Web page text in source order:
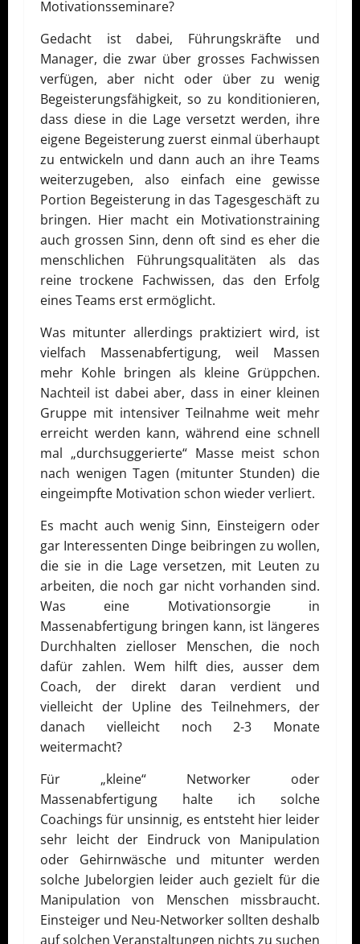
Motivationsseminare?
Gedacht ist dabei, Führungskräfte und
Manager, die zwar über grosses Fachwissen
verfügen, aber nicht oder über zu wenig
Begeisterungsfähigkeit, so zu konditionieren,
dass diese in die Lage versetzt werden, ihre
eigene Begeisterung zuerst einmal überhaupt
zu entwickeln und dann auch an ihre Teams
weiterzugeben, also einfach eine gewisse
Portion Begeisterung in das Tagesgeschäft zu
bringen. Hier macht ein Motivationstraining
auch grossen Sinn, denn oft sind es eher die
menschlichen Führungsqualitäten als das
reine trockene Fachwissen, das den Erfolg
eines Teams erst ermöglicht.
Was mitunter allerdings praktiziert wird, ist
vielfach Massenabfertigung, weil Massen
mehr Kohle bringen als kleine Grüppchen.
Nachteil ist dabei aber, dass in einer kleinen
Gruppe mit intensiver Teilnahme weit mehr
erreicht werden kann, während eine schnell
mal „durchsuggerierte“ Masse meist schon
nach wenigen Tagen (mitunter Stunden) die
eingeimpfte Motivation schon wieder verliert.
Es macht auch wenig Sinn, Einsteigern oder
gar Interessenten Dinge beibringen zu wollen,
die sie in die Lage versetzen, mit Leuten zu
arbeiten, die noch gar nicht vorhanden sind.
Was eine Motivationsorgie in
Massenabfertigung bringen kann, ist längeres
Durchhalten zielloser Menschen, die noch
dafür zahlen. Wem hilft dies, ausser dem
Coach, der direkt daran verdient und
vielleicht der Upline des Teilnehmers, der
danach vielleicht noch 2-3 Monate
weitermacht?
Für „kleine“ Networker oder
Massenabfertigung halte ich solche
Coachings für unsinnig, es entsteht hier leider
sehr leicht der Eindruck von Manipulation
oder Gehirnwäsche und mitunter werden
solche Jubelorgien leider auch gezielt für die
Manipulation von Menschen missbraucht.
Einsteiger und Neu-Networker sollten deshalb
auf solchen Veranstaltungen nichts zu suchen